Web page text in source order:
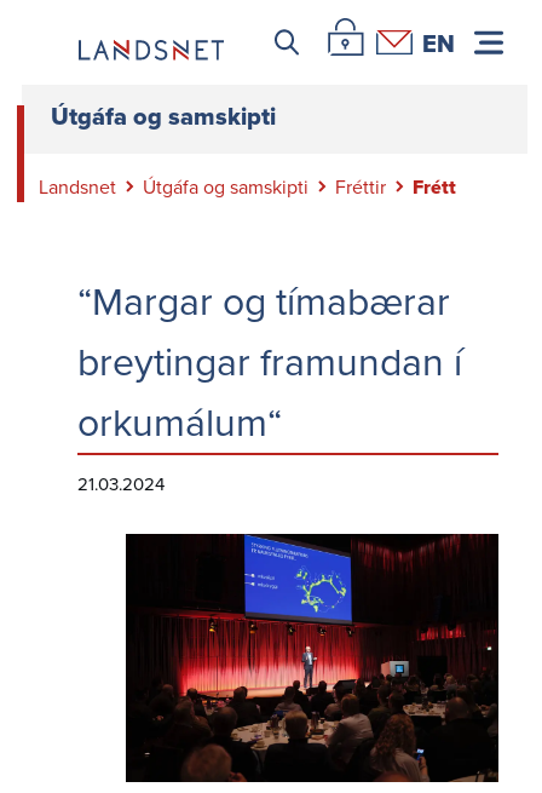
Leitar iconÞjónustuvefur Landsnets
Hafa samband
EN
Útgáfa og samskipti
Landsnet Útgáfa og samskipti Fréttir Frétt
“Margar og tímabærar
breytingar framundan í
orkumálum“
21.03.2024